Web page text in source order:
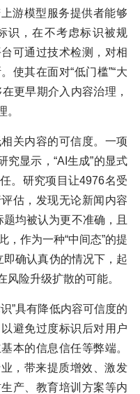
游模型服务提供者能够
识，在不考虑标识被规
可通过技术检测，对相
使其在面对“低门槛”“大
更早期介入内容治理，
。
关内容的可信度。一项
究显示，“AI生成”的显式
。研究项目让4976名受
估，发现无论新闻内容
均被认为更不准确，且
，作为一种“中间态”的提
即确认真伪的情况下，起
险升级扩散的可能。
”具有降低内容可信度的
避免过度标识后对用户
本的信息信任等弊端。
，带来提质增效、激发
产、教育培训方案等内